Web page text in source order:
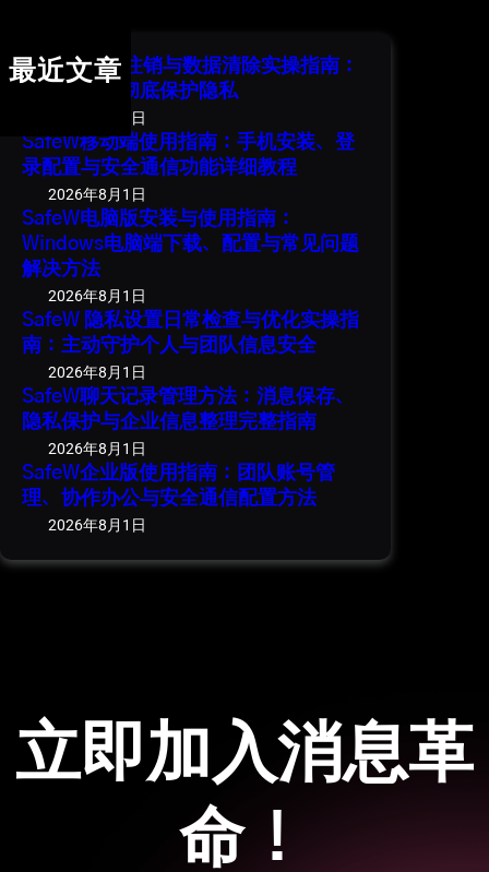
最近文章
SafeW 账号注销与数据清除实操指南：
安全退出并彻底保护隐私
2026年8月1日
SafeW移动端使用指南：手机安装、登
录配置与安全通信功能详细教程
2026年8月1日
SafeW电脑版安装与使用指南：
Windows电脑端下载、配置与常见问题
解决方法
2026年8月1日
SafeW 隐私设置日常检查与优化实操指
南：主动守护个人与团队信息安全
2026年8月1日
SafeW聊天记录管理方法：消息保存、
隐私保护与企业信息整理完整指南
2026年8月1日
SafeW企业版使用指南：团队账号管
理、协作办公与安全通信配置方法
2026年8月1日
立即加入消息革
命！